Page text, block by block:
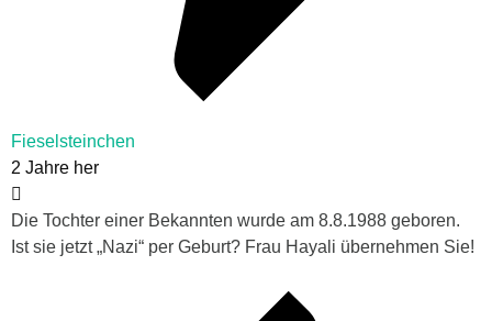
Fieselsteinchen
2 Jahre her
Die Tochter einer Bekannten wurde am 8.8.1988 geboren.
Ist sie jetzt „Nazi“ per Geburt? Frau Hayali übernehmen Sie!